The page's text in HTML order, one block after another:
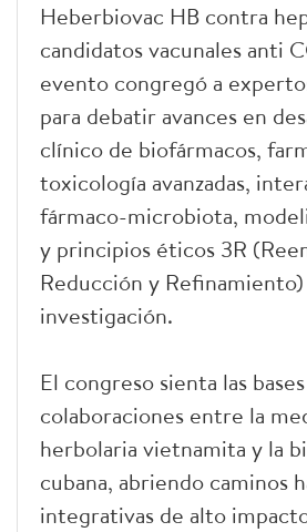
Heberbiovac HB contra
candidatos vacunales anti
evento congregó a
para debatir avances en
clínico de biofármacos,
toxicología avanzadas,
fármaco-microbiota,
y principios éticos 3R
Reducción y
investigación.
El congreso sienta las
colaboraciones entre la
herbolaria vietnamita y la
cubana, abriendo caminos
integrativas de alto